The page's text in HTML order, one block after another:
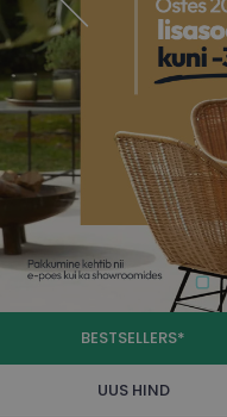
BESTSELLERS*
UUS HIND